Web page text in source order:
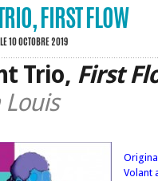
FIRST FLOW
LE 10 OCTOBRE 2019
Trio, First
Volant